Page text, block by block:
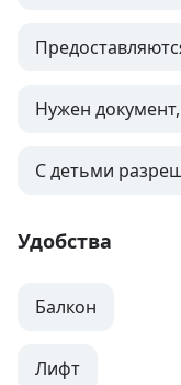
Нужен
С детьми
Удобства
Балкон
Лифт